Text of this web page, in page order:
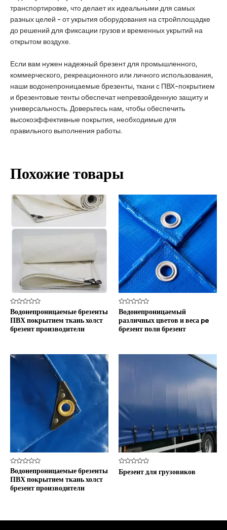
транспортировке, что делает их идеальными для самых
разных целей - от укрытия оборудования на стройплощадке
до решений для фиксации грузов и временных укрытий на
открытом воздухе.
Если вам нужен надежный брезент для промышленного,
коммерческого, рекреационного или личного использования,
наши водонепроницаемые брезенты, ткани с ПВХ-покрытием
и брезентовые тенты обеспечат непревзойденную защиту и
универсальность. Доверьтесь нам, чтобы обеспечить
высокоэффективные покрытия, необходимые для
правильного выполнения работы.
Похожие товары
Оценка
0
из
5
Водонепроницаемые брезенты
ПВХ покрытием ткань холст
брезент производители
Оценка
0
из
5
Водонепроницаемый
различных цветов и веса pe
брезент поли брезент
Оценка
0
из
5
Водонепроницаемые брезенты
ПВХ покрытием ткань холст
брезент производители
Оценка
0
Брезент для грузовиков